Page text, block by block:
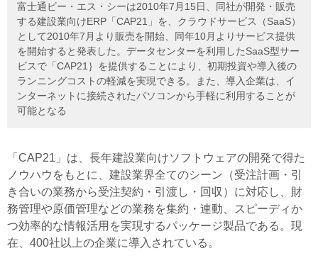
富士通ビー・エス・シーは2010年7月15日、同社が開発・販売
する建設業向けERP「CAP21」を、クラウドサービス（SaaS）
として2010年7月より販売を開始、同年10月よりサービス提供
を開始すると発表した。データセンターを利用したSaaS型サー
ビスで「CAP21｝を提供することにより、初期投資や導入後の
ランニングコストの軽減を実現できる。また、導入企業は、イ
ンターネットに接続されたパソコンから手軽に利用することが
可能となる
「CAP21」は、長年建設業向けソフトウェアの開発で得た
ノウハウをもとに、建設業界全てのシーン（受注計画・引
き合いの業務から受注契約・引渡し・回収）に対応し、財
務管理や原価管理などの業務を集約・連動、スピーディか
つ効率的な情報活用を実現するパッケージ製品である。現
在、400社以上の企業に導入されている。